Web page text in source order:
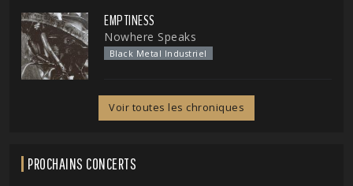
EMPTINESS
Nowhere Speaks
Black Metal Industriel
Voir toutes les chroniques
PROCHAINS CONCERTS